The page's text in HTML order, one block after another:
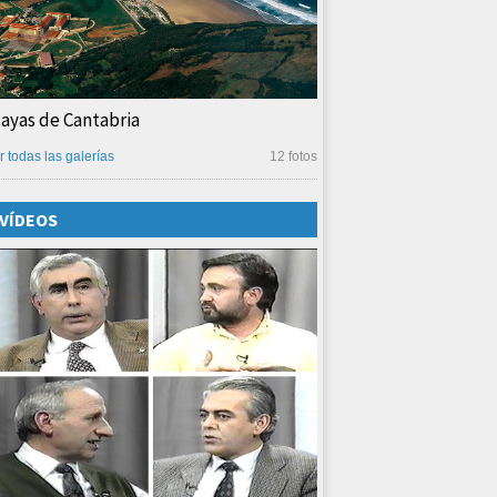
de Cantabria
12 fotos
todas las galerías
VÍDEOS